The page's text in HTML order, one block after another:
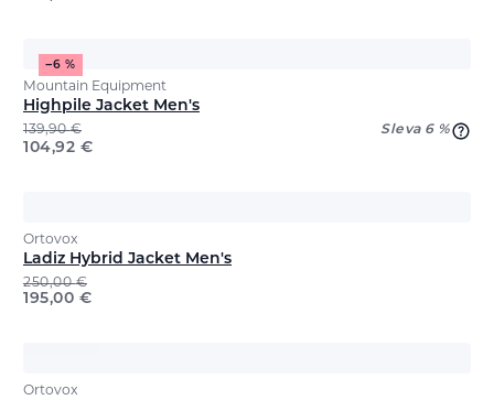
−6 %
Mountain Equipment
Highpile Jacket Men's
139,90€ Sleva 6 %
104,92 €
Ortovox
Ladiz Hybrid Jacket Men's
250,00€
195,00 €
Ortovox